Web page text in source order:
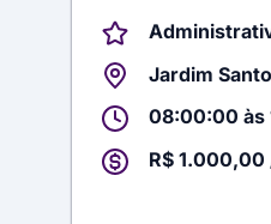
Jardim
08:00:00 às
R$ 1.000,00